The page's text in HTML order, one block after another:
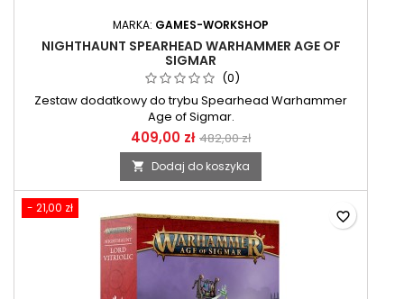
MARKA: GAMES-WORKSHOP
NIGHTHAUNT SPEARHEAD WARHAMMER AGE OF
SIGMAR
(0)
Zestaw dodatkowy do trybu Spearhead Warhammer
Age of Sigmar.
409,00 zł 482,00 zł
 Dodaj do koszyka
- 21,00 zł
favorite_border